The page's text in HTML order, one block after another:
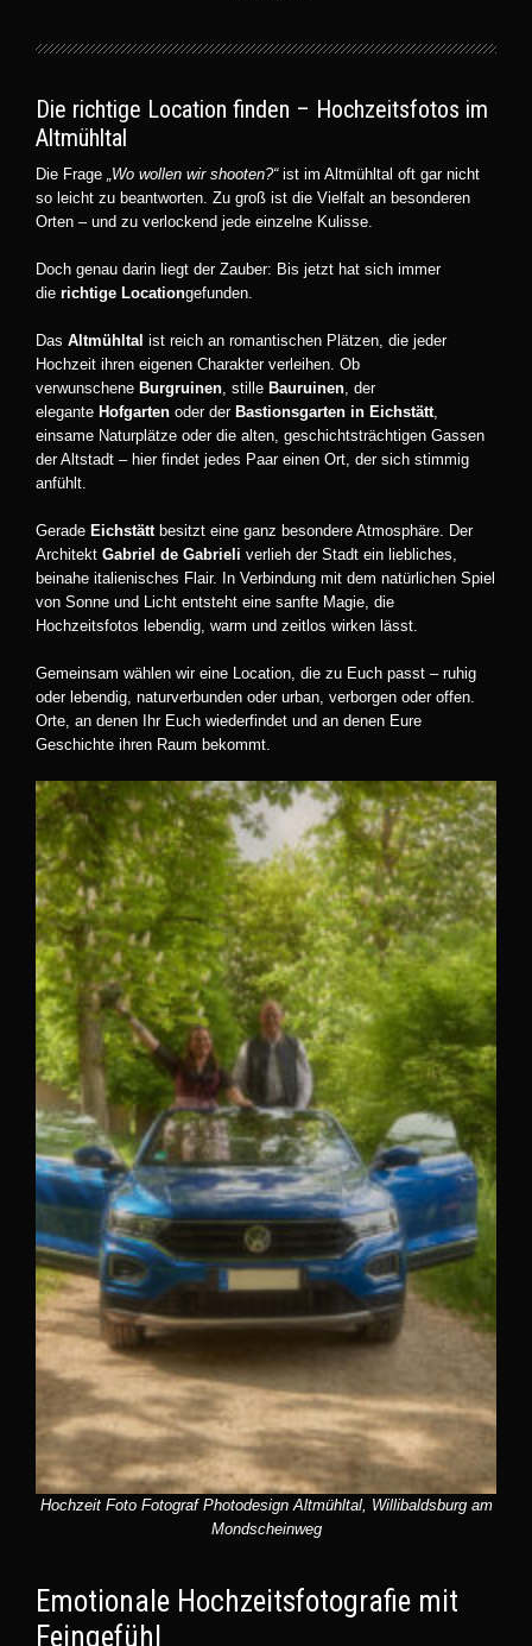
Die richtige Location finden – Hochzeitsfotos im
Altmühltal
Die Frage „Wo wollen wir shooten?“ist im Altmühltal oft gar nicht
so leicht zu beantworten. Zu groß ist die Vielfalt an besonderen
Orten – und zu verlockend jede einzelne Kulisse.
Doch genau darin liegt der Zauber: Bis jetzt hat sich immer
die richtige Locationgefunden.
Das Altmühltal ist reich an romantischen Plätzen, die jeder
Hochzeit ihren eigenen Charakter verleihen. Ob
verwunschene Burgruinen, stille Bauruinen, der
elegante Hofgarten oder der Bastionsgarten in Eichstätt,
einsame Naturplätze oder die alten, geschichtsträchtigen Gassen
der Altstadt – hier findet jedes Paar einen Ort, der sich stimmig
anfühlt.
Gerade Eichstättbesitzt eine ganz besondere Atmosphäre. Der
Architekt Gabriel de Gabrieli verlieh der Stadt ein liebliches,
beinahe italienisches Flair. In Verbindung mit dem natürlichen Spiel
von Sonne und Licht entsteht eine sanfte Magie, die
Hochzeitsfotos lebendig, warm und zeitlos wirken lässt.
Gemeinsam wählen wir eine Location, die zu Euch passt – ruhig
oder lebendig, naturverbunden oder urban, verborgen oder offen.
Orte, an denen Ihr Euch wiederfindet und an denen Eure
Geschichte ihren Raum bekommt.
Hochzeit Foto Fotograf Photodesign Altmühltal, Willibaldsburg am
Mondscheinweg
Emotionale Hochzeitsfotografie mit
Feingefühl